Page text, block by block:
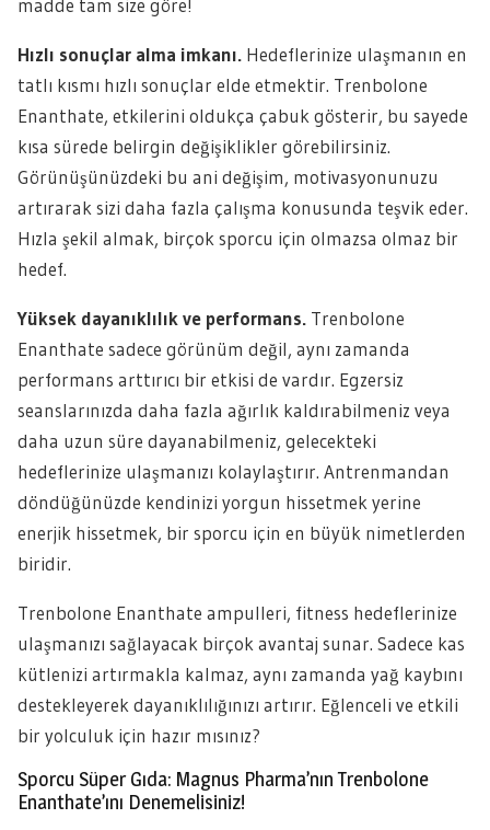
madde tam size göre!
Hızlı sonuçlar alma imkanı. Hedeflerinize ulaşmanın en
tatlı kısmı hızlı sonuçlar elde etmektir. Trenbolone
Enanthate, etkilerini oldukça çabuk gösterir, bu sayede
kısa sürede belirgin değişiklikler görebilirsiniz.
Görünüşünüzdeki bu ani değişim, motivasyonunuzu
artırarak sizi daha fazla çalışma konusunda teşvik eder.
Hızla şekil almak, birçok sporcu için olmazsa olmaz bir
hedef.
Yüksek dayanıklılık ve performans. Trenbolone
Enanthate sadece görünüm değil, aynı zamanda
performans arttırıcı bir etkisi de vardır. Egzersiz
seanslarınızda daha fazla ağırlık kaldırabilmeniz veya
daha uzun süre dayanabilmeniz, gelecekteki
hedeflerinize ulaşmanızı kolaylaştırır. Antrenmandan
döndüğünüzde kendinizi yorgun hissetmek yerine
enerjik hissetmek, bir sporcu için en büyük nimetlerden
biridir.
Trenbolone Enanthate ampulleri, fitness hedeflerinize
ulaşmanızı sağlayacak birçok avantaj sunar. Sadece kas
kütlenizi artırmakla kalmaz, aynı zamanda yağ kaybını
destekleyerek dayanıklılığınızı artırır. Eğlenceli ve etkili
bir yolculuk için hazır mısınız?
Sporcu Süper Gıda: Magnus Pharma’nın Trenbolone
Enanthate’ını Denemelisiniz!